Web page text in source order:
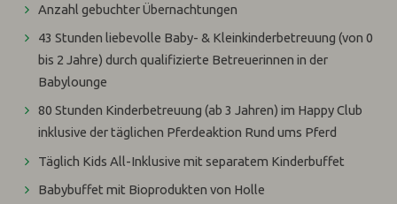
Anzahl gebuchter Übernachtungen
43 Stunden liebevolle Baby- & Kleinkinderbetreuung (von 0
bis 2 Jahre) durch qualifizierte Betreuerinnen in der
Babylounge
80 Stunden Kinderbetreuung (ab 3 Jahren) im Happy Club
inklusive der täglichen Pferdeaktion Rund ums Pferd
Täglich Kids All-Inklusive mit separatem Kinderbuffet
Babybuffet mit Bioprodukten von Holle